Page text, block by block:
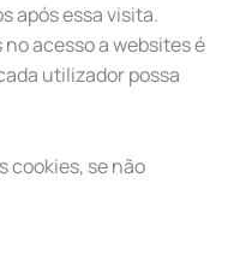
após essa visita.
acesso a websites é
utilizador possa
cookies, se não